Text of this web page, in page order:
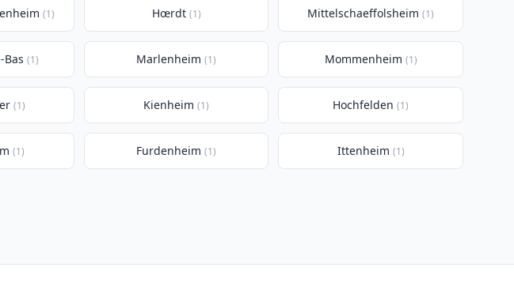
(1) Hœrdt (1) Mittelschaeffolsheim (1)
Bas (1) Marlenheim (1) Mommenheim (1)
(1) Kienheim (1) Hochfelden (1)
(1) Furdenheim (1) Ittenheim (1)